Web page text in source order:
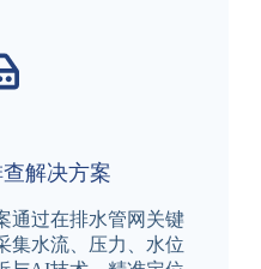
解决方案
通过在排水管网关键
集水流、压力、水位